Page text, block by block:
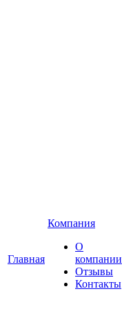
Главная
Компания
О
компании
Отзывы
Контакты